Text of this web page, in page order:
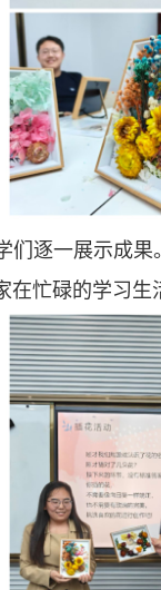
们逐一展示成
在忙碌的学习生